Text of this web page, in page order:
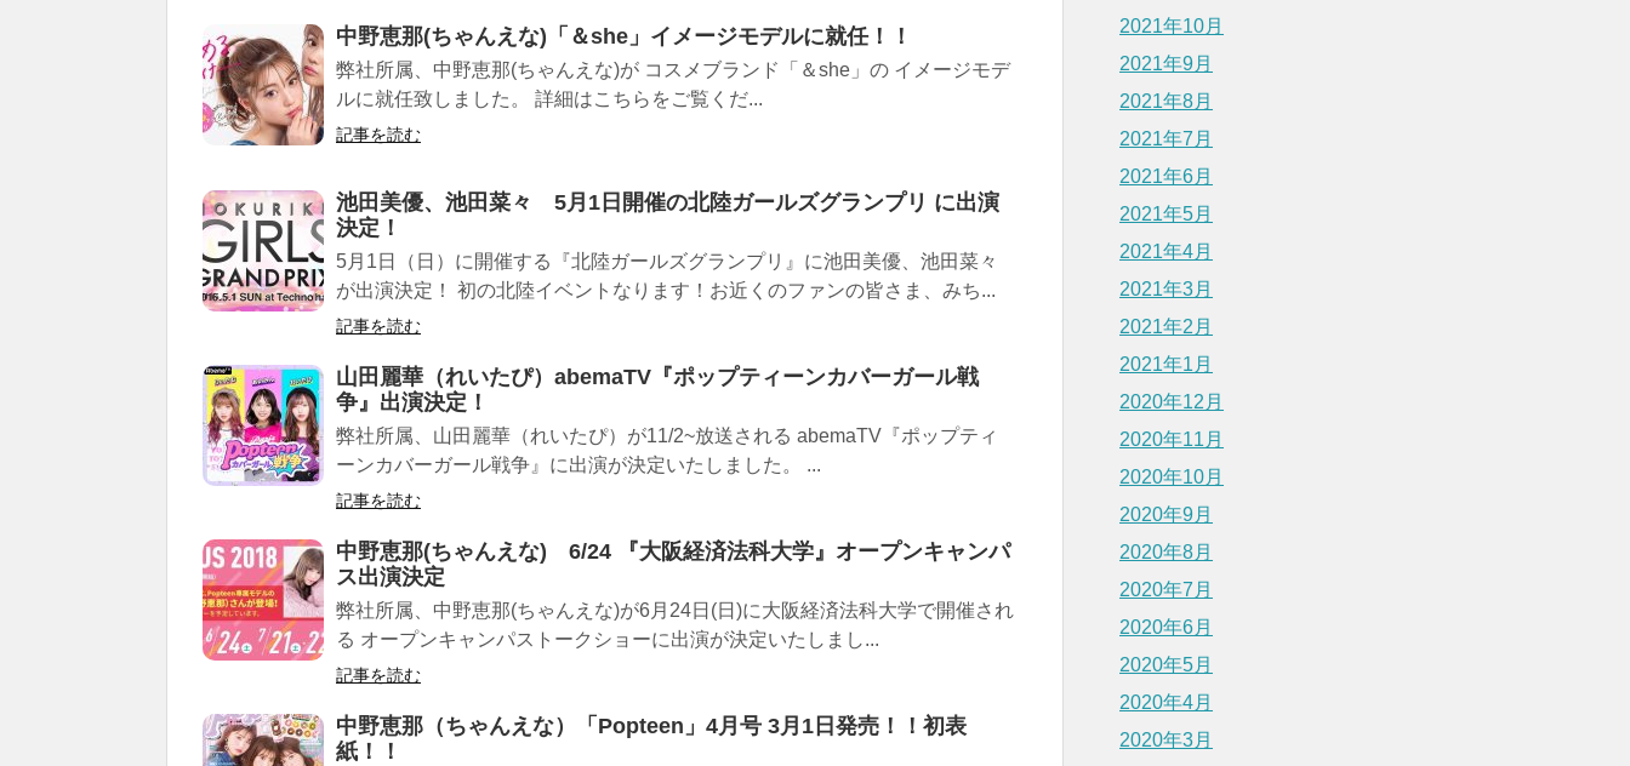
中野恵那(ちゃんえな)「＆she」イメージモデルに就任！！
弊社所属、中野恵那(ちゃんえな)が コスメブランド「＆she」の イメージモデ
ルに就任致しました。 詳細はこちらをご覧くだ...
記事を読む
池田美優、池田菜々 5月1日開催の北陸ガールズグランプリ に出演
決定！
5月1日（日）に開催する『北陸ガールズグランプリ』に池田美優、池田菜々
が出演決定！ 初の北陸イベントなります！お近くのファンの皆さま、みち...
記事を読む
山田麗華（れいたぴ）abemaTV『ポップティーンカバーガール戦
争』出演決定！
弊社所属、山田麗華（れいたぴ）が11/2~放送される abemaTV『ポップティ
ーンカバーガール戦争』に出演が決定いたしました。 ...
記事を読む
中野恵那(ちゃんえな) 6/24 『大阪経済法科大学』オープンキャンパ
ス出演決定
弊社所属、中野恵那(ちゃんえな)が6月24日(日)に大阪経済法科大学で開催され
る オープンキャンパストークショーに出演が決定いたしまし...
記事を読む
中野恵那（ちゃんえな）「Popteen」4月号 3月1日発売！！初表
紙！！
2021年10月
2021年9月
2021年8月
2021年7月
2021年6月
2021年5月
2021年4月
2021年3月
2021年2月
2021年1月
2020年12月
2020年11月
2020年10月
2020年9月
2020年8月
2020年7月
2020年6月
2020年5月
2020年4月
2020年3月